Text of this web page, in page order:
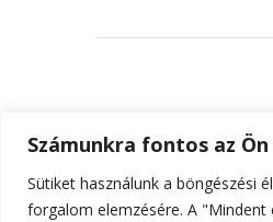
Számunkra fontos az
Sütiket használunk a böngészési
forgalom elemzésére. A
© Szerzői jog 2026